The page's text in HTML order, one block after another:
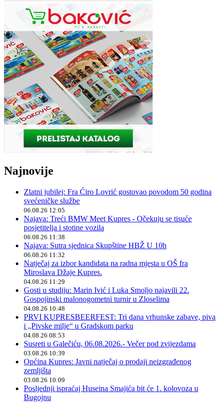
Najnovije
Zlatni jubilej: Fra Ćiro Lovrić gostovao povodom 50 godina
svećeničke službe
06.08.26 12:05
Najava: Treći BMW Meet Kupres - Očekuju se tisuće
posjetitelja i stotine vozila
06.08.26 11:38
Najava: Sutra sjednica Skupštine HBŽ U 10h
06.08.26 11:32
Natječaj za izbor kandidata na radna mjesta u OŠ fra
Miroslava Džaje Kupres.
04.08.26 11:29
Gosti u studiju: Marin Ivić i Luka Smoljo najavili 22.
Gospojinski malonogometni turnir u Zloselima
04.08.26 10:48
PRVI KUPRESBEERFEST: Tri dana vrhunske zabave, piva
i „Pivske milje“ u Gradskom parku
04.08.26 08:53
Susreti u Galečiću, 06.08.2026.- Večer pod zvijezdama
03.08.26 10:39
Općina Kupres: Javni natječaj o prodaji neizgrađenog
zemljišta
03.08.26 10:09
Posljednji ispraćaj Huseina Smajića bit će 1. kolovoza u
Bugojnu